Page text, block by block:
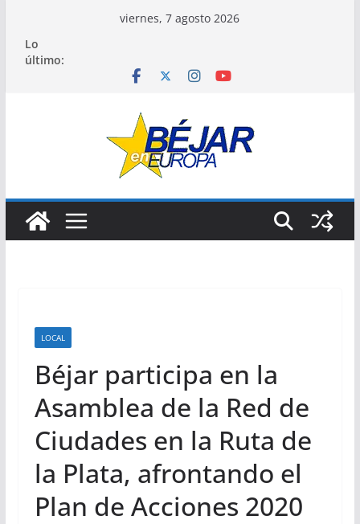
contenido
viernes, 7 agosto 2026
Lo
último:
LOCAL
Béjar participa en la
Asamblea de la Red de
Ciudades en la Ruta de
la Plata, afrontando el
Plan de Acciones 2020